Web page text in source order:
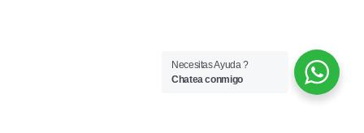
Necesitas Ayuda ?
Chatea conmigo